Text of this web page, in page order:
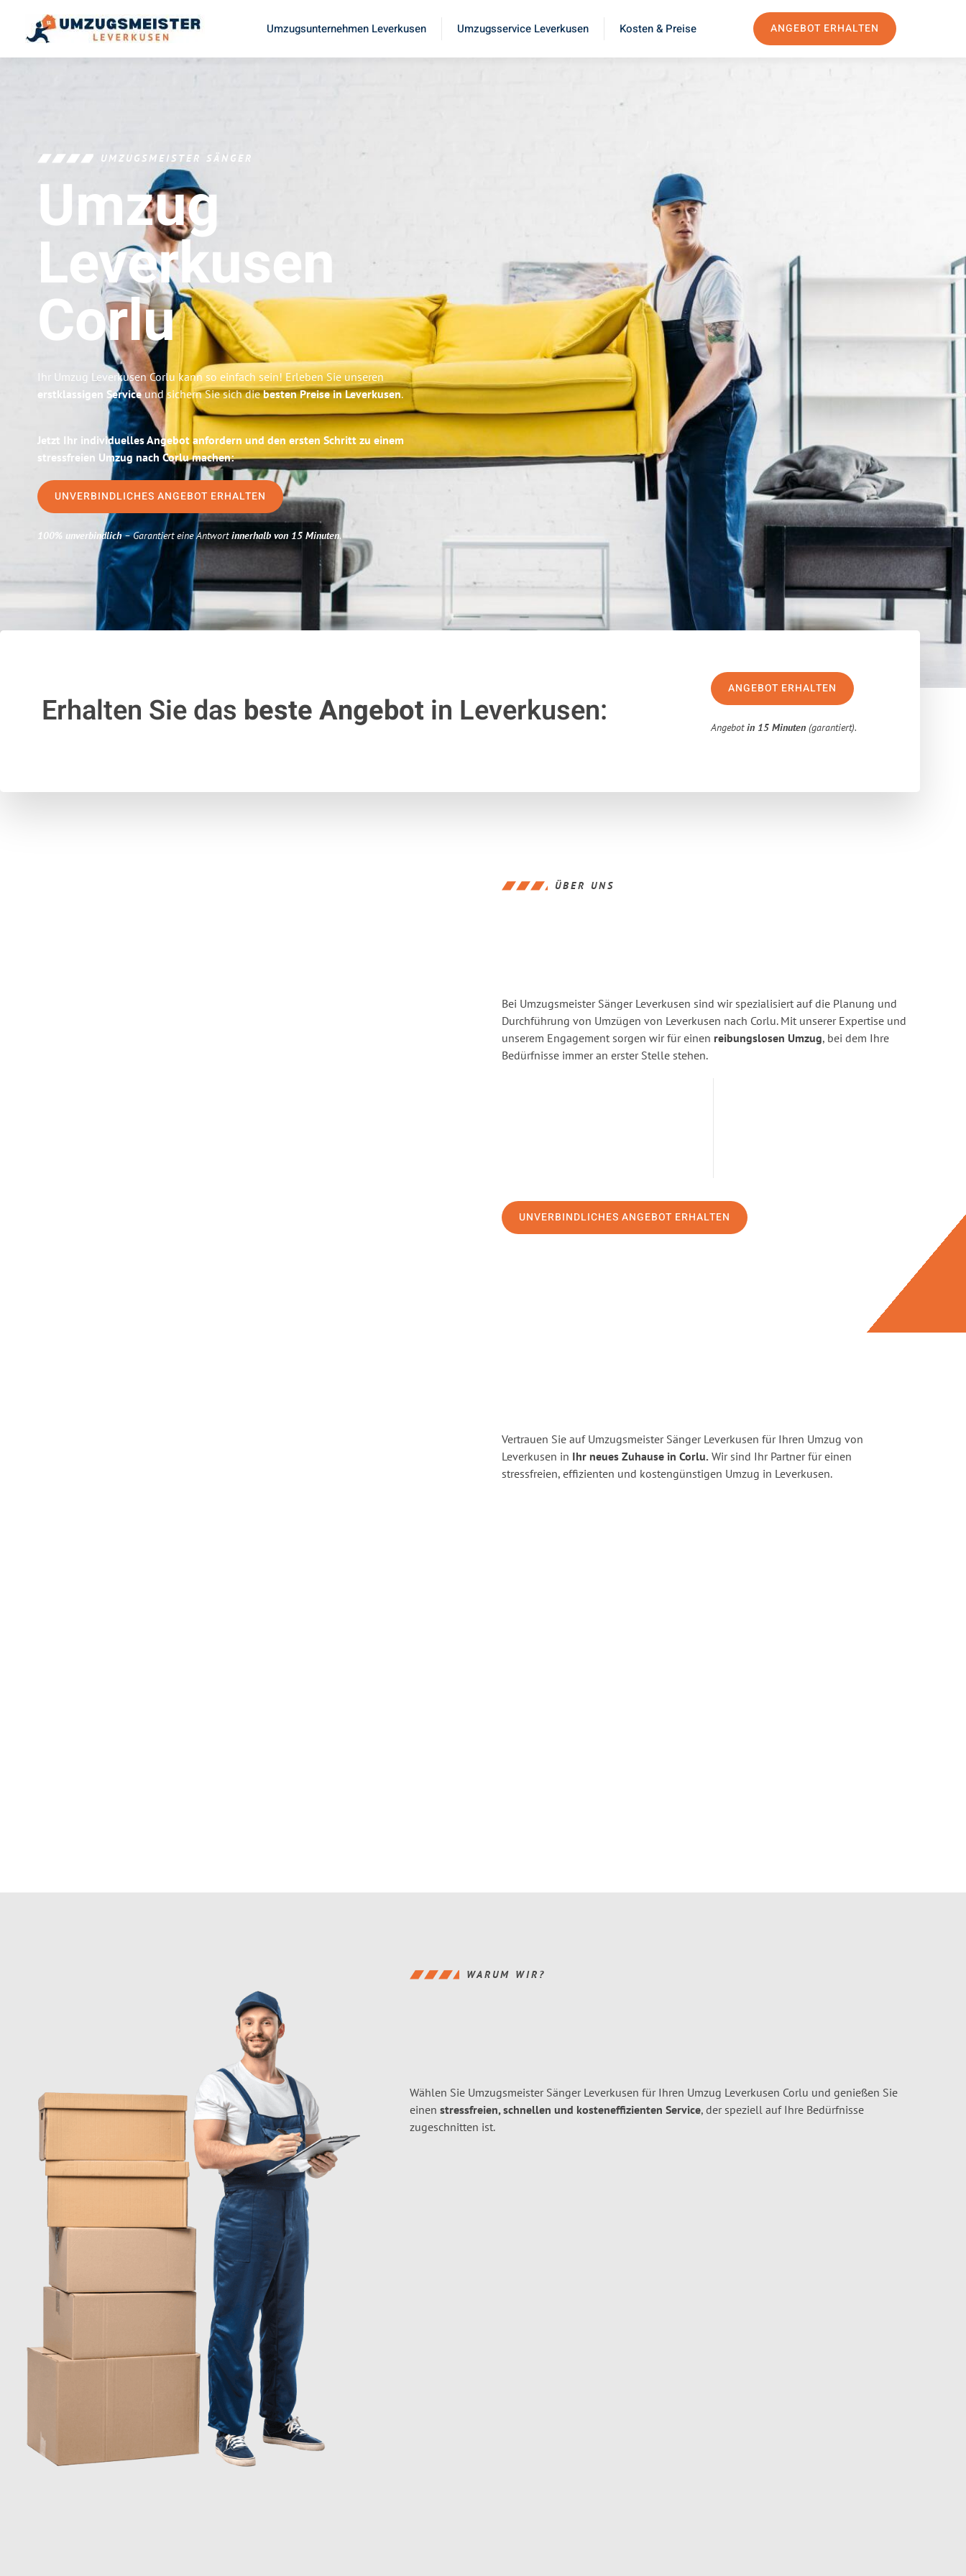
Umzugsunternehmen Leverkusen Umzugsservice Leverkusen Kosten & Preise ANGEBOT ERHALTEN
UMZUGSMEISTER SÄNGER
Umzug
Leverkusen
Corlu
Ihr Umzug Leverkusen Corlu kann so einfach sein! Erleben Sie unseren
erstklassigen Serviceund sichern Sie sich diebesten Preise in Leverkusen.
Jetzt Ihr individuelles Angebot anfordern und den ersten Schritt zu einem
stressfreien Umzug nach Corlu machen:
UNVERBINDLICHES ANGEBOT ERHALTEN
100% unverbindlich– Garantiert eine Antwortinnerhalb von 15 Minuten.
Erhalten Sie das beste Angebotin Leverkusen:
ANGEBOT ERHALTEN
Angebotin 15 Minuten (garantiert).
ÜBER UNS
Bei Umzugsmeister Sänger Leverkusen sind wir spezialisiert auf die Planung und
Durchführung von Umzügen von Leverkusen nach Corlu. Mit unserer Expertise und
unserem Engagement sorgen wir für einen reibungslosen Umzug, bei dem Ihre
Bedürfnisse immer an erster Stelle stehen.
UNVERBINDLICHES ANGEBOT ERHALTEN
Vertrauen Sie auf Umzugsmeister Sänger Leverkusen für Ihren Umzug von
Leverkusen in Ihr neues Zuhause in Corlu. Wir sind Ihr Partner für einen
stressfreien, effizienten und kostengünstigen Umzug in Leverkusen.
WARUM WIR?
Wählen Sie Umzugsmeister Sänger Leverkusen für Ihren Umzug Leverkusen Corlu und genießen Sie
einen stressfreien, schnellen und kosteneffizienten Service, der speziell auf Ihre Bedürfnisse
zugeschnitten ist.